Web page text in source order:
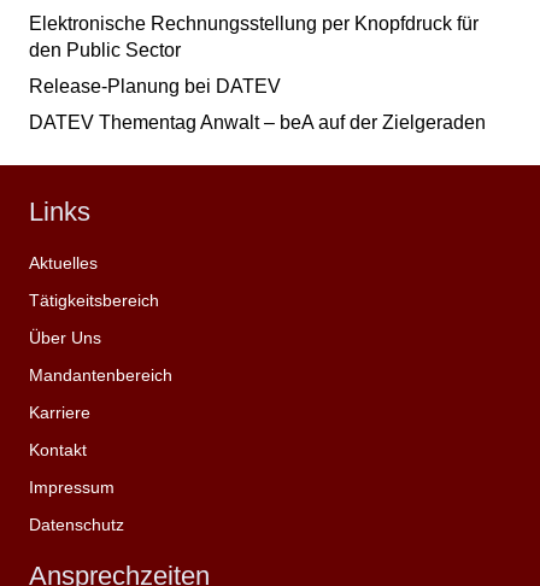
Elektronische Rechnungsstellung per Knopfdruck für
den Public Sector
Release-Planung bei DATEV
DATEV Thementag Anwalt – beA auf der Zielgeraden
Links
Aktuelles
Tätigkeitsbereich
Über Uns
Mandantenbereich
Karriere
Kontakt
Impressum
Datenschutz
Ansprechzeiten